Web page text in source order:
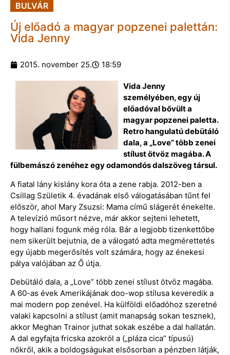
BULVÁR
Új előadó a magyar popzenei palettán:
Vida Jenny
2015. november 25. 18:59
Vida Jenny
személyében, egy új
előadóval bővült a
magyar popzenei paletta.
Retro hangulatú debütáló
dala, a „Love” több zenei
stílust ötvöz magába. A
fülbemászó zenéhez egy odamondós dalszöveg társul.
A fiatal lány kislány kora óta a zene rabja. 2012-ben a
Csillag Születik 4. évadának első válogatásában tűnt fel
először, ahol Mary Zsuzsi: Mama című slágerét énekelte.
A televízió műsort nézve, már akkor sejteni lehetett,
hogy hallani fogunk még róla. Bár a legjobb tizenkettőbe
nem sikerült bejutnia, de a válogató adta megmérettetés
egy újabb megerősítés volt számára, hogy az énekesi
pálya valójában az Ő útja.
Debütáló dala, a „Love” több zenei stílust ötvöz magába.
A 60-as évek Amerikájának doo-wop stílusa keveredik a
mai modern pop zenével. Ha külföldi előadóhoz szeretné
valaki kapcsolni a stílust (amit manapság sokan tesznek),
akkor Meghan Trainor juthat sokak eszébe a dal hallatán.
A dal egyfajta fricska azokról a („pláza cica” típusú)
nőkről, akik a boldogságukat elsősorban a pénzben látják,